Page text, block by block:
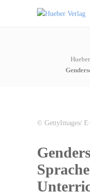
© GettyImages/